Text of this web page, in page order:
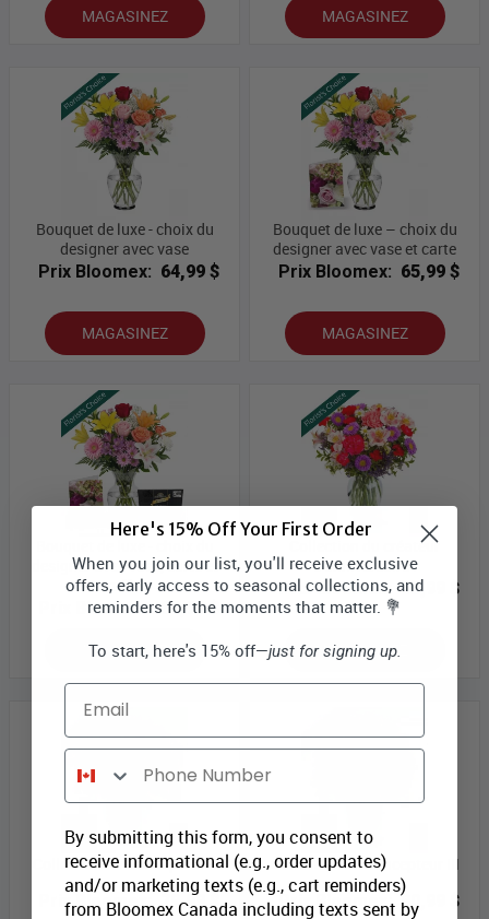
MAGASINEZ MAGASINEZ
Bouquet de luxe - choix du
designer avec vase
Prix Bloomex: 64,99 $
MAGASINEZ
Bouquet de luxe – choix du
designer avec vase et carte
Prix Bloomex: 65,99 $
MAGASINEZ
designer avec vase, carte et
truffes
Prix Bloomex: 69,99 $
MAGASINEZ
Collection du créateur
d'anniversaire I
Prix Bloomex: 43,99 $
MAGASINEZ
Collection du Concepteur II
Prix Bloomex: 79,99 $
Collection du Concepteur III
Prix Bloomex: 80,99 $
Here's 15% Off Your First Order
When you join our list, you'll receive exclusive
offers, early access to seasonal collections, and
reminders for the moments that matter. 💐
To start, here's 15% off—just for signing up.
Email
Phone Number
By submitting this form, you consent to
receive informational (e.g., order updates)
and/or marketing texts (e.g., cart reminders)
from Bloomex Canada including texts sent by